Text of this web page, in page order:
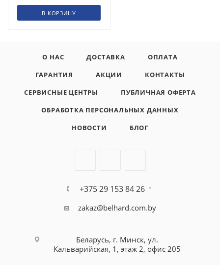
В КОРЗИНУ
О НАС ДОСТАВКА
ОПЛАТА
ГАРАНТИЯ
АКЦИИ
КОНТАКТЫ
СЕРВИСНЫЕ ЦЕНТРЫ
ПУБЛИЧНАЯ ОФЕРТА
ОБРАБОТКА ПЕРСОНАЛЬНЫХ ДАННЫХ
НОВОСТИ
БЛОГ
+375 29 153 84 26
zakaz@belhard.com.by
Беларусь, г. Минск, ул.
Кальварийская, 1, этаж 2, офис 205